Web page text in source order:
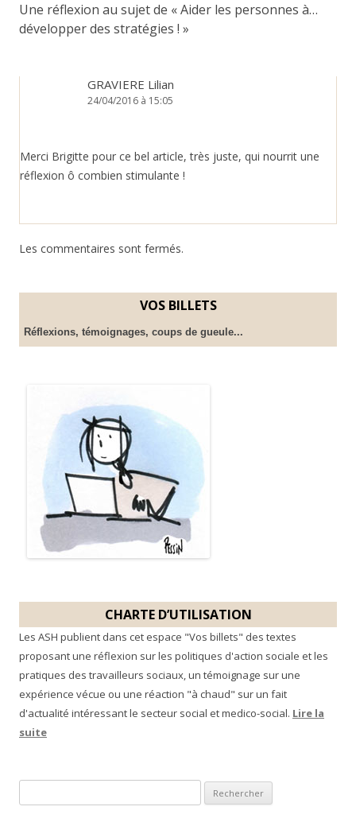
Une réflexion au sujet de «Aider les personnes à…
développer des stratégies ! »
GRAVIERE Lilian
24/04/2016 à 15:05
Merci Brigitte pour ce bel article, très juste, qui nourrit une
réflexion ô combien stimulante !
Les commentaires sont fermés.
VOS BILLETS
Réflexions, témoignages, coups de gueule...
CHARTE D’UTILISATION
Les ASH publient dans cet espace "Vos billets" des textes
proposant une réflexion sur les politiques d'action sociale et les
pratiques des travailleurs sociaux, un témoignage sur une
expérience vécue ou une réaction "à chaud" sur un fait
d'actualité intéressant le secteur social et medico-social. Lire la
suite
e